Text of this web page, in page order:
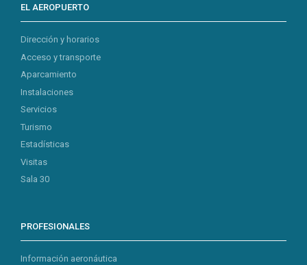
EL AEROPUERTO
Dirección y horarios
Acceso y transporte
Aparcamiento
Instalaciones
Servicios
Turismo
Estadísticas
Visitas
Sala 30
PROFESIONALES
Información aeronáutica